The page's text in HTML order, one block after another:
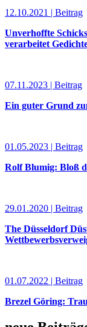
12.10.2021 | Beitrag
Unverhoffte
verarbeitet
07.11.2023 | Beitrag
Ein guter Grund
01.05.2023 | Beitrag
Rolf Blumig: Bloß
29.01.2020 | Beitrag
The Düsseldorf
01.07.2022 | Beitrag
Brezel Göring: